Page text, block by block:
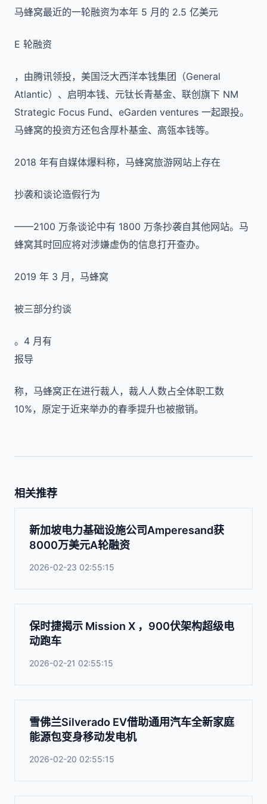
马蜂窝最近的一轮融资为本年 5 月的 2.5 亿美元
E 轮融资
，由腾讯领投，美国泛大西洋本钱集团（General
Atlantic）、启明本钱、元钛长青基金、联创旗下 NM
Strategic Focus Fund、eGarden ventures 一起跟投。
马蜂窝的投资方还包含厚朴基金、高瓴本钱等。
2018 年有自媒体爆料称，马蜂窝旅游网站上存在
抄袭和谈论造假行为
——2100 万条谈论中有 1800 万条抄袭自其他网站。马
蜂窝其时回应将对涉嫌虚伪的信息打开查办。
2019 年 3 月，马蜂窝
被三部分约谈
。4 月有
报导
称，马蜂窝正在进行裁人，裁人人数占全体职工数
10%，原定于近来举办的春季提升也被撤销。
相关推荐
新加坡电力基础设施公司Amperesand获
8000万美元A轮融资
2026-02-23 02:55:15
保时捷揭示 Mission X ，900伏架构超级电
动跑车
2026-02-21 02:55:15
雪佛兰Silverado EV借助通用汽车全新家庭
能源包变身移动发电机
2026-02-20 02:55:15